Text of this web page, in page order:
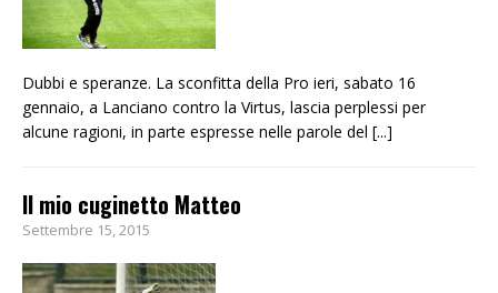
Dubbi e speranze. La sconfitta della Pro ieri, sabato 16
gennaio, a Lanciano contro la Virtus, lascia perplessi per
alcune ragioni, in parte espresse nelle parole del [...]
Il mio cuginetto Matteo
Settembre 15, 2015